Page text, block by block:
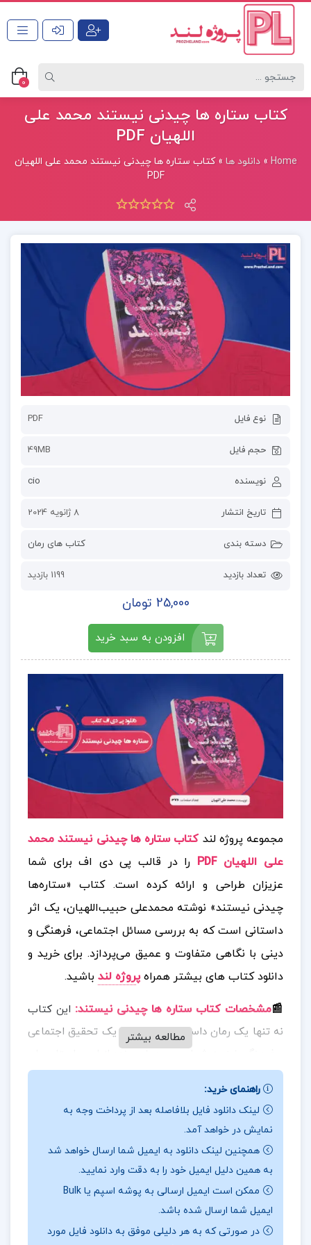
0
کتاب ستاره ها چیدنی نیستند محمد علی
اللهیان PDF
Home
»دانلود ها »کتاب ستاره ها چیدنی نیستند محمد علی اللهیان
PDF
نوع فایل PDF
حجم فایل 49MB
نویسنده cio
تاریخ انتشار 8 ژانویه 2024
دسته بندی کتاب های رمان
تعداد بازدید 1199 بازدید
25,000 تومان
افزودن به سبد خرید
مجموعه پروژه لند کتاب ستاره ها چیدنی نیستند محمد
علی اللهیان PDF
را در قالب پی دی اف برای شما
عزیزان طراحی و ارائه کرده است. کتاب «ستاره‌ها
چیدنی نیستند» نوشته محمدعلی حبیب‌اللهیان، یک اثر
داستانی است که به بررسی مسائل اجتماعی، فرهنگی و
دینی با نگاهی متفاوت و عمیق می‌پردازد. برای خرید و
دانلود کتاب های بیشتر همراهپروژه لند باشید.
📰مشخصات کتاب ستاره ها چیدنی نیستند: این کتاب
نه تنها یک رمان داستانی است، بلکه یک تحقیق اجتماعی
نشان دادن چالش‌ها و سؤالاتی که افراد از جوامع غربی
ممکن است درباره اسلام و فرهنگ‌های دیگر داشته باشند،
استفاده کرده است. به‌ویژه مسأله حجاب که در دنیای
معاصر یکی از بحث‌برانگیزترین موضوعات است، در این
کتاب به شکلی پرداخته شده است که در آن ضمن نقد و
بررسی اصول و مبانی این موضوع، تصویری مستند و
منطقی از آن ارائه می‌شود.
مطالعه بیشتر
راهنمای خرید:
لینک دانلود فایل بلافاصله بعد از پرداخت وجه به
نمایش در خواهد آمد.
همچنین لینک دانلود به ایمیل شما ارسال خواهد شد
به همین دلیل ایمیل خود را به دقت وارد نمایید.
ممکن است ایمیل ارسالی به پوشه اسپم یا Bulk
ایمیل شما ارسال شده باشد.
در صورتی که به هر دلیلی موفق به دانلود فایل مورد